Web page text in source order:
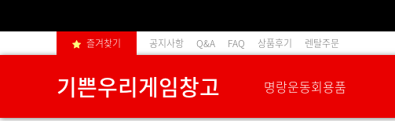
즐겨찾기 공지사항 Q&A FAQ 상품후기 렌탈주문
기쁜우리게임창고 명랑운동회용품